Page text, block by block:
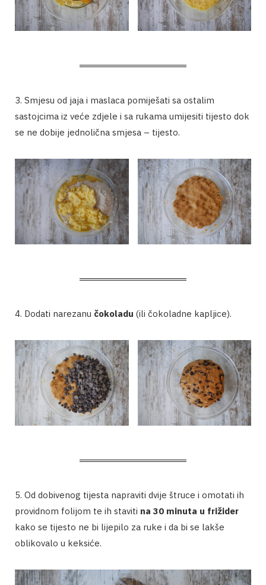
3. Smjesu od jaja i maslaca pomiješati sa ostalim
sastojcima iz veće zdjele i sa rukama umijesiti tijesto dok
se ne dobije jednolična smjesa – tijesto.
4. Dodati narezanu čokoladu (ili čokoladne kapljice).
5. Od dobivenog tijesta napraviti dvije štruce i omotati ih
providnom folijom te ih staviti na 30 minuta u frižider
kako se tijesto ne bi lijepilo za ruke i da bi se lakše
oblikovalo u keksiće.